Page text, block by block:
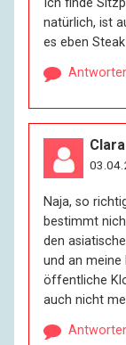
Ich finde
natürlich, ist
es eben
Naja, so
bestimmt
den
und an meine
öffentliche
auch nicht